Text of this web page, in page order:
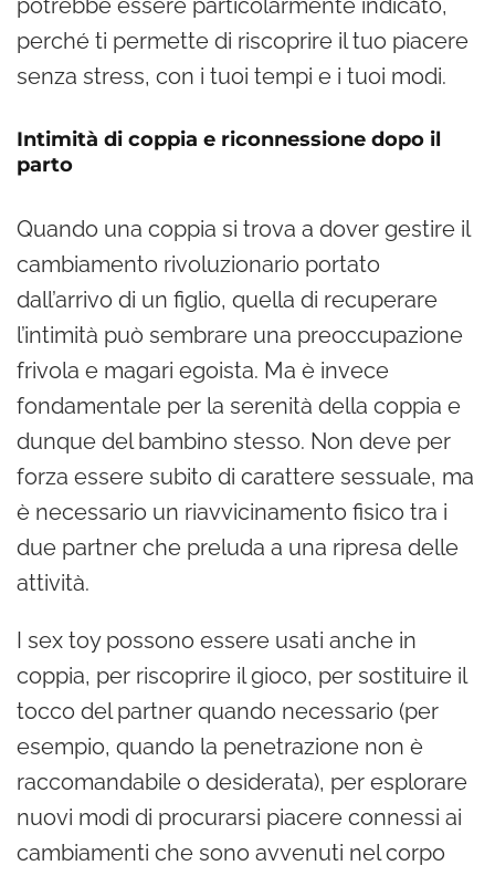
potrebbe essere particolarmente indicato,
perché ti permette di riscoprire il tuo piacere
senza stress, con i tuoi tempi e i tuoi modi.
Intimità di coppia e riconnessione dopo il
parto
Quando una coppia si trova a dover gestire il
cambiamento rivoluzionario portato
dall’arrivo di un figlio, quella di recuperare
l’intimità può sembrare una preoccupazione
frivola e magari egoista. Ma è invece
fondamentale per la serenità della coppia e
dunque del bambino stesso. Non deve per
forza essere subito di carattere sessuale, ma
è necessario un riavvicinamento fisico tra i
due partner che preluda a una ripresa delle
attività.
I sex toy possono essere usati anche in
coppia, per riscoprire il gioco, per sostituire il
tocco del partner quando necessario (per
esempio, quando la penetrazione non è
raccomandabile o desiderata), per esplorare
nuovi modi di procurarsi piacere connessi ai
cambiamenti che sono avvenuti nel corpo